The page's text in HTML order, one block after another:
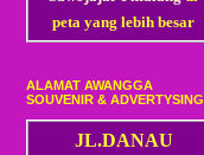
peta yang lebih besar
ALAMAT AWANGGA
SOUVENIR & ADVERTYSING
JL.DANAU